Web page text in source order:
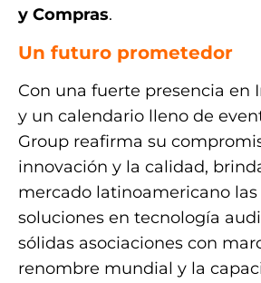
y Compras.
Un futuro prometedor
Con una fuerte presencia en
y un calendario lleno de
Group reafirma su
innovación y la calidad,
mercado latinoamericano
soluciones en tecnología
sólidas asociaciones con
renombre mundial y la